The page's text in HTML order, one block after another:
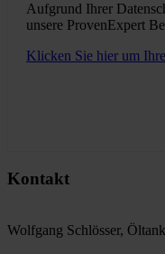
Aufgrund Ihrer
unsere ProvenExpert
Klicken Sie hier um
Kontakt
Wolfgang Schlösser,